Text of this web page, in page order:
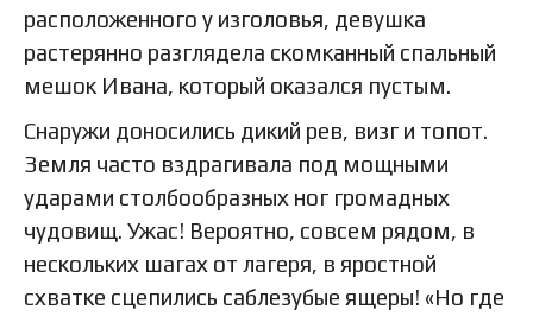
расположенного у изголовья, девушка
растерянно разглядела скомканный спальный
мешок Ивана, который оказался пустым.
Снаружи доносились дикий рев, визг и топот.
Земля часто вздрагивала под мощными
ударами столбообразных ног громадных
чудовищ. Ужас! Вероятно, совсем рядом, в
нескольких шагах от лагеря, в яростной
схватке сцепились саблезубые ящеры! «Но где